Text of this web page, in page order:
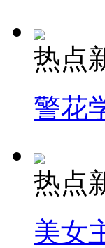
热点
警花
热点
美女